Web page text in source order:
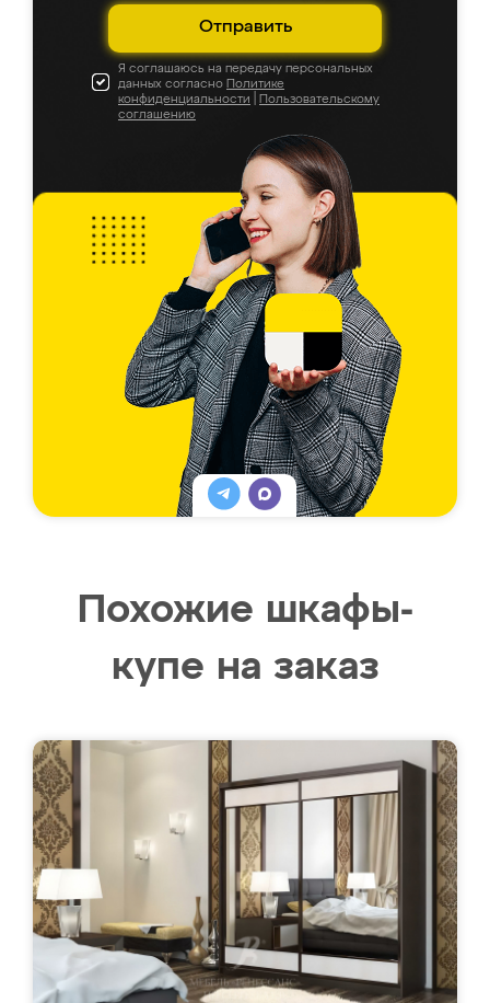
Отправить
Я соглашаюсь на передачу персональных
данных согласно Политике
конфиденциальности
Пользовательскому
соглашению
Похожие шкафы-
купе на заказ